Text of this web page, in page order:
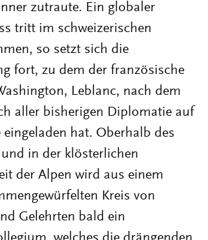
zutraute. Ein globaler
tritt im schweizerischen
so setzt sich die
fort, zu dem der französische
Leblanc, nach dem
aller bisherigen Diplomatie auf
hat. Oberhalb des
in der klösterlichen
der Alpen wird aus einem
Kreis von
Gelehrten bald ein